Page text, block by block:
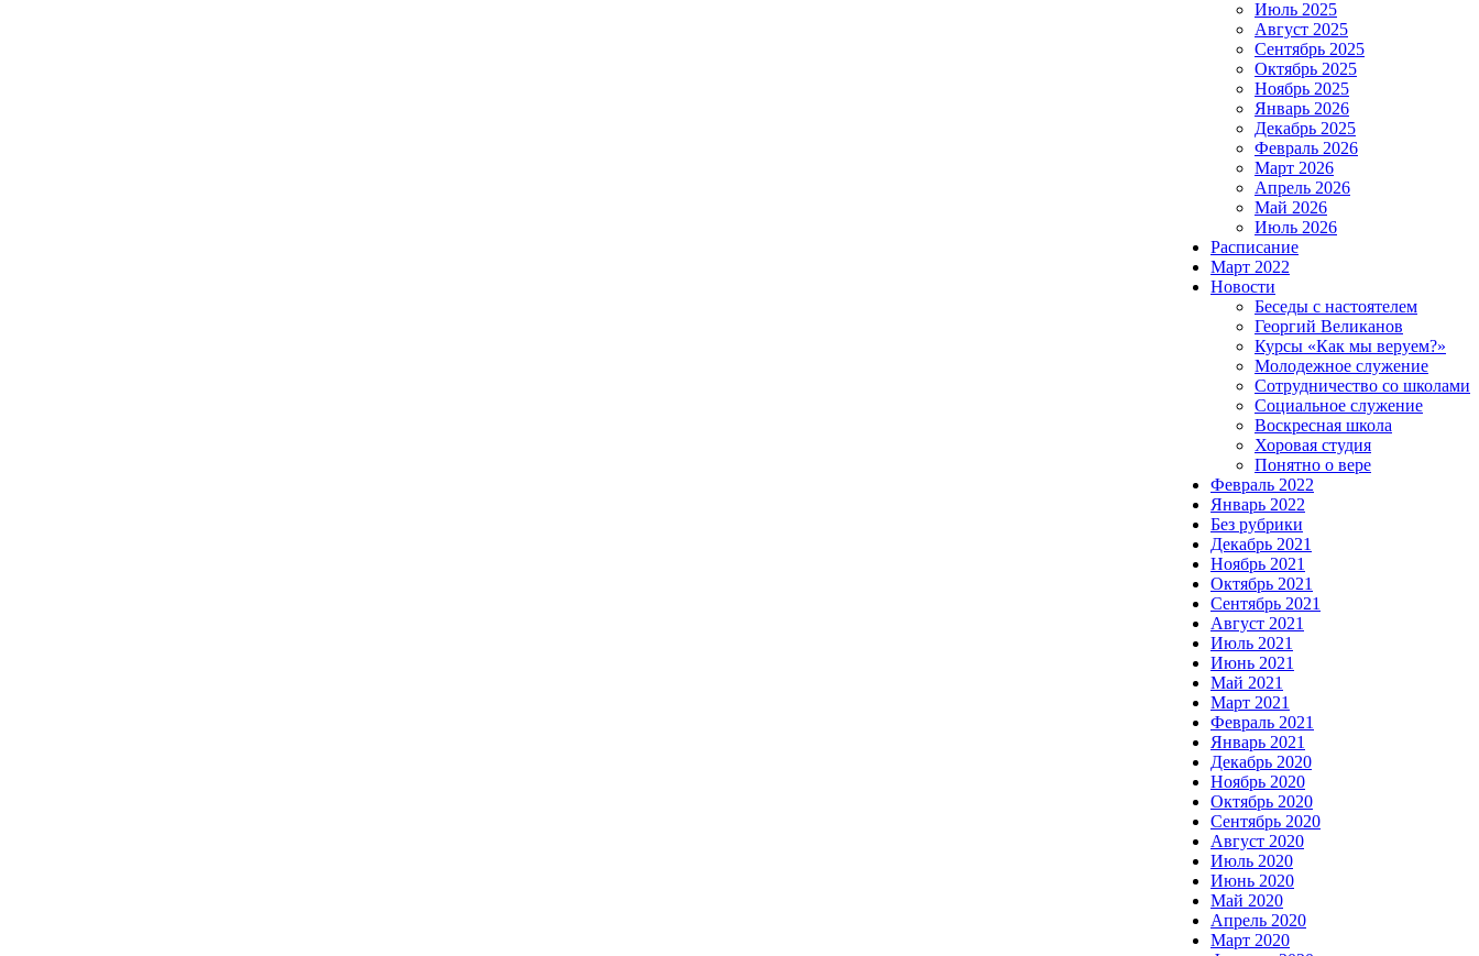
Июль 2025
Август 2025
Сентябрь 2025
Октябрь 2025
Ноябрь 2025
Январь 2026
Декабрь 2025
Февраль 2026
Март 2026
Апрель 2026
Май 2026
Июль 2026
Расписание
Март 2022
Новости
Беседы с настоятелем
Георгий Великанов
Курсы «Как мы веруем?»
Молодежное служение
Сотрудничество со школами
Социальное служение
Воскресная школа
Хоровая студия
Понятно о вере
Февраль 2022
Январь 2022
Без рубрики
Декабрь 2021
Ноябрь 2021
Октябрь 2021
Сентябрь 2021
Август 2021
Июль 2021
Июнь 2021
Май 2021
Март 2021
Февраль 2021
Январь 2021
Декабрь 2020
Ноябрь 2020
Октябрь 2020
Сентябрь 2020
Август 2020
Июль 2020
Июнь 2020
Май 2020
Апрель 2020
Март 2020